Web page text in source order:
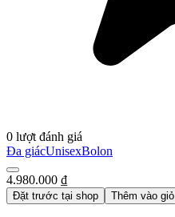
0 lượt đánh giá
Đa giácUnisexBolon
4.980.000 ₫
Đặt trước tại shop Thêm vào giỏ